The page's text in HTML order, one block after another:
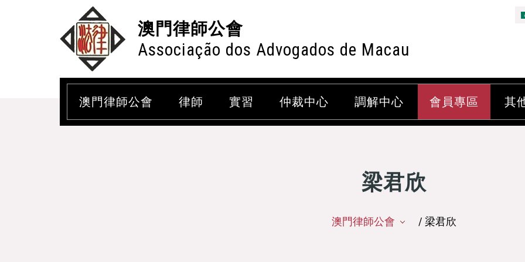
澳門律師公會
Associação dos Advogados de Macau
澳門律師公會 律師 實習 仲裁中心 調解中心 會員專區 其
梁君欣
澳門律師公會 / 梁君欣